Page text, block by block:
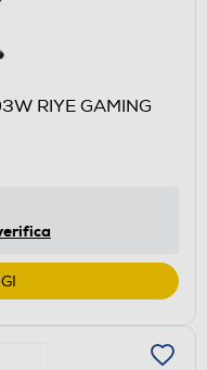
RIYE GAMING